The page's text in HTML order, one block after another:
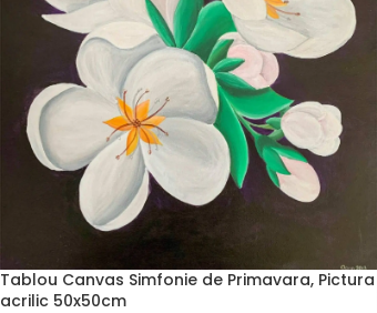
Tablou Canvas Simfonie de Primavara, Pictura
acrilic 50x50cm